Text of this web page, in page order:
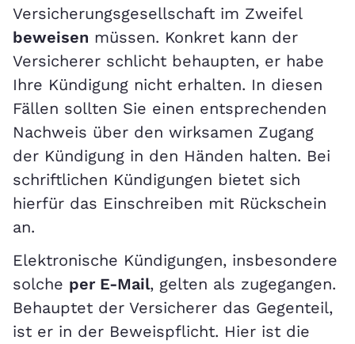
Versicherungsgesellschaft im Zweifel
beweisen müssen. Konkret kann der
Versicherer schlicht behaupten, er habe
Ihre Kündigung nicht erhalten. In diesen
Fällen sollten Sie einen entsprechenden
Nachweis über den wirksamen Zugang
der Kündigung in den Händen halten. Bei
schriftlichen Kündigungen bietet sich
hierfür das Einschreiben mit Rückschein
an.
Elektronische Kündigungen, insbesondere
solche per E-Mail, gelten als zugegangen.
Behauptet der Versicherer das Gegenteil,
ist er in der Beweispflicht. Hier ist die